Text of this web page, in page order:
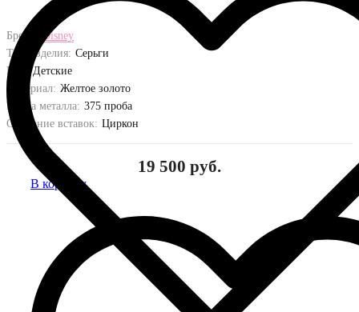
Бренд:
Disney
Тип изделия: Серьги
Пол:
Детские
Материал: Желтое золото
Проба металла: 375 проба
Описание вставок: Циркон
19 500 руб.
В корзину